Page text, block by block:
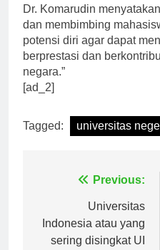
Dr. Komarudin
dan membimbing
potensi diri agar dapat
berprestasi dan
negara.”
[ad_2]
Tagged: universitas
NavigasiPrevious:
Universitas
Indonesia atau yang
sering disingkat UI